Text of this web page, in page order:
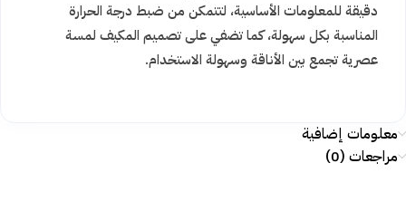
دقيقة للمعلومات الأساسية، لتتمكن من ضبط درجة الحرارة
المناسبة بكل سهولة، كما تضفي على تصميم المكيف لمسة
عصرية تجمع بين الأناقة وسهولة الاستخدام.
معلومات إضافية
مراجعات (0)